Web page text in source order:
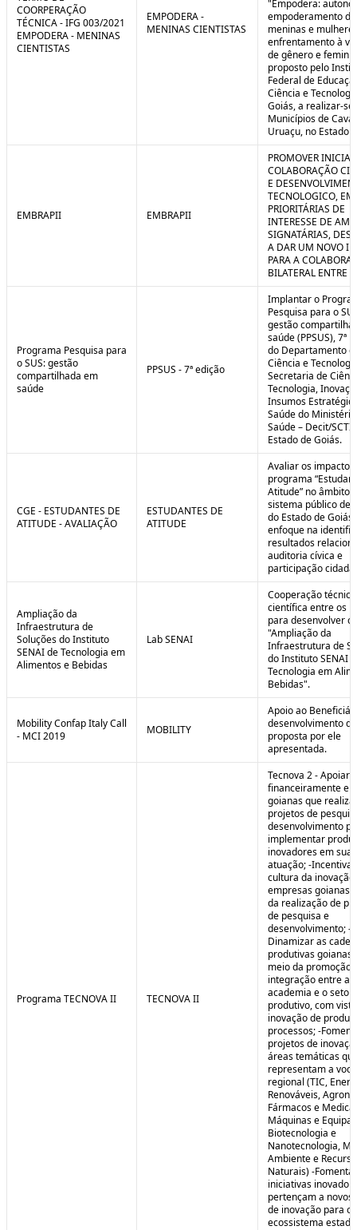
COORPERAÇÃO
TÉCNICA - IFG 003/2021
EMPODERA - MENINAS
CIENTISTAS
EMPODERA -
MENINAS CIENTISTAS
"Empodera:
empoderamento de
meninas e
enfrentamento à
de gênero e
proposto pelo
Federal de
Ciência e
Goiás, a realizar-se
Municípios de
Uruaçu, no Estado
EMBRAPII EMBRAPII
PROMOVER
COLABORAÇÃO
E
TECNOLOGICO, EM
PRIORITÁRIAS DE
INTERESSE DE
SIGNATÁRIAS,
A DAR UM NOVO
PARA A
BILATERAL ENTRE
Programa Pesquisa para
o SUS: gestão
compartilhada em
saúde
PPSUS - 7ª edição
Implantar o
Pesquisa para o
gestão
saúde (PPSUS), 7ª
do Departamento
Ciência e
Secretaria de
Tecnologia,
Insumos
Saúde do
Saúde – Decit/
Estado de Goiás.
CGE - ESTUDANTES DE
ATITUDE - AVALIAÇÃO
ESTUDANTES DE
ATITUDE
Avaliar os impactos
programa
Atitude” no âmbito
sistema público de
do Estado de
enfoque na
resultados
auditoria cívica e
participação cidadã
Ampliação da
Infraestrutura de
Soluções do Instituto
SENAI de Tecnologia em
Alimentos e Bebidas
Lab SENAI
Cooperação
científica entre os
para desenvolver o
"Ampliação da
Infraestrutura de
do Instituto SENAI
Tecnologia em
Bebidas".
Mobility Confap Italy Call
- MCI 2019
MOBILITY
Apoio ao
desenvolvimento da
proposta por ele
apresentada.
Programa TECNOVA II TECNOVA II
Tecnova 2 - Apoiar
financeiramente
goianas que
projetos de
desenvolvimento
implementar
inovadores em sua
atuação; -
cultura da inovação
empresas goianas
da realização de
de pesquisa e
desenvolvimento; -
Dinamizar as
produtivas goianas
meio da promoção
integração entre a
academia e o setor
produtivo, com
inovação de
processos; -
projetos de
áreas temáticas
representam a
regional (TIC,
Renováveis,
Fármacos e
Máquinas e
Biotecnologia e
Nanotecnologia,
Ambiente e
Naturais) -Fomentar
iniciativas
pertençam a novos
de inovação para o
ecossistema